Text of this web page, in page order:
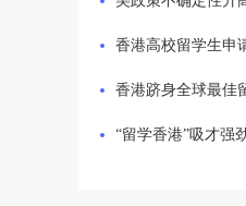
香港高校留学生申
香港跻身全球最佳
“留学香港”吸才